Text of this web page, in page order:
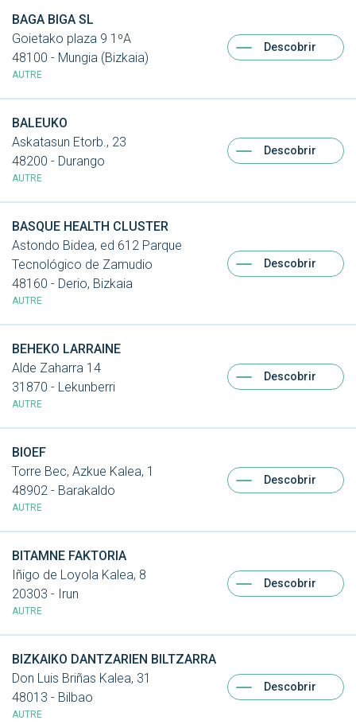
BAGA BIGA SL
Goietako plaza 9 1ºA
48100 - Mungia (Bizkaia)
AUTRE
Descobrir
BALEUKO
Askatasun Etorb., 23
48200 - Durango
AUTRE
Descobrir
BASQUE HEALTH CLUSTER
Astondo Bidea, ed 612 Parque
Tecnológico de Zamudio
48160 - Derio, Bizkaia
AUTRE
Descobrir
BEHEKO LARRAINE
Alde Zaharra 14
31870 - Lekunberri
AUTRE
Descobrir
BIOEF
Torre Bec, Azkue Kalea, 1
48902 - Barakaldo
AUTRE
Descobrir
BITAMNE FAKTORIA
Iñigo de Loyola Kalea, 8
20303 - Irun
AUTRE
Descobrir
BIZKAIKO DANTZARIEN BILTZARRA
Don Luis Briñas Kalea, 31
48013 - Bilbao
AUTRE
Descobrir